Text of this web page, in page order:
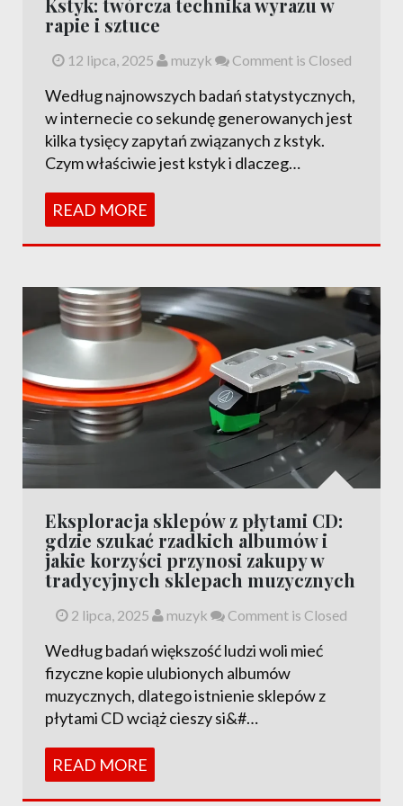
rapie i sztuce
12 lipca, 2025 muzyk Comment is Closed
Według najnowszych badań statystycznych,
w internecie co sekundę generowanych jest
kilka tysięcy zapytań związanych z kstyk.
Czym właściwie jest kstyk i dlaczeg…
READ MORE
Eksploracja sklepów z płytami CD:
gdzie szukać rzadkich albumów i
jakie korzyści przynosi zakupy w
tradycyjnych sklepach muzycznych
2 lipca, 2025 muzyk Comment is Closed
Według badań większość ludzi woli mieć
fizyczne kopie ulubionych albumów
muzycznych, dlatego istnienie sklepów z
płytami CD wciąż cieszy si&#…
READ MORE